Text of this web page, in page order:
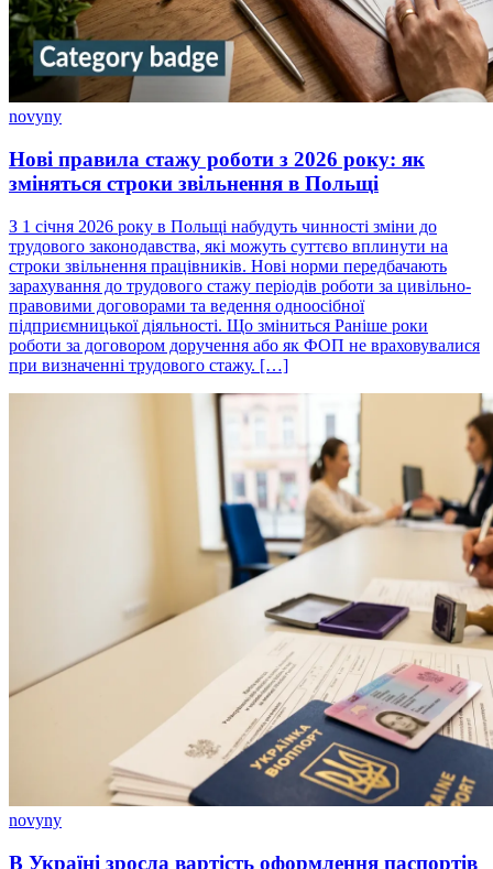
novyny
Нові правила стажу роботи з 2026 року: як
зміняться строки звільнення в Польщі
З 1 січня 2026 року в Польщі набудуть чинності зміни до
трудового законодавства, які можуть суттєво вплинути на
строки звільнення працівників. Нові норми передбачають
зарахування до трудового стажу періодів роботи за цивільно-
правовими договорами та ведення одноосібної
підприємницької діяльності. Що зміниться Раніше роки
роботи за договором доручення або як ФОП не враховувалися
при визначенні трудового стажу. […]
novyny
В Україні зросла вартість оформлення паспортів